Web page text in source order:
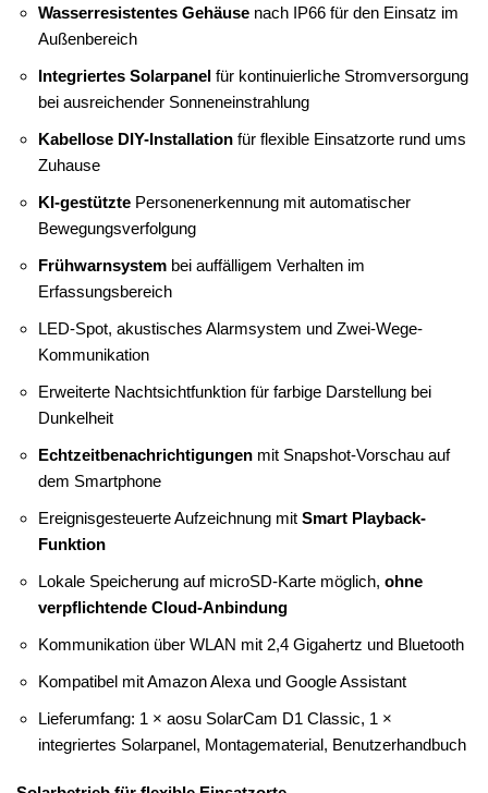
Wasserresistentes Gehäuse nach IP66 für den Einsatz im
Außenbereich
Integriertes Solarpanel für kontinuierliche Stromversorgung
bei ausreichender Sonneneinstrahlung
Kabellose DIY-Installation für flexible Einsatzorte rund ums
Zuhause
KI-gestützte Personenerkennung mit automatischer
Bewegungsverfolgung
Frühwarnsystem bei auffälligem Verhalten im
Erfassungsbereich
LED-Spot, akustisches Alarmsystem und Zwei-Wege-
Kommunikation
Erweiterte Nachtsichtfunktion für farbige Darstellung bei
Dunkelheit
Echtzeitbenachrichtigungen mit Snapshot-Vorschau auf
dem Smartphone
Ereignisgesteuerte Aufzeichnung mit Smart Playback-
Funktion
Lokale Speicherung auf microSD-Karte möglich, ohne
verpflichtende Cloud-Anbindung
Kommunikation über WLAN mit 2,4 Gigahertz und Bluetooth
Kompatibel mit Amazon Alexa und Google Assistant
Lieferumfang: 1 × aosu SolarCam D1 Classic, 1 ×
integriertes Solarpanel, Montagematerial, Benutzerhandbuch